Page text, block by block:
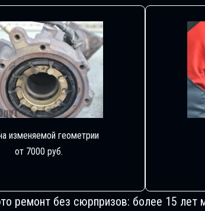
изменяемой геометрии
от 7000 руб.
ремонт без сюрпризов: более 15 лет